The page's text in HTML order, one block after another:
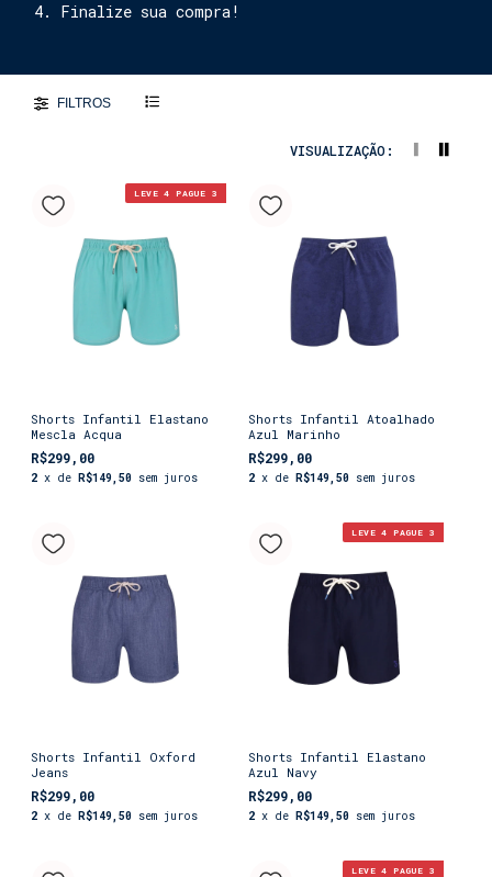
Finalize sua compra!
FILTROS
VISUALIZAÇÃO:
LEVE 4 PAGUE 3
Shorts Infantil Elastano
Mescla Acqua
R$299,00
2 x de R$149,50 sem juros
Shorts Infantil Atoalhado
Azul Marinho
R$299,00
2 x de R$149,50 sem juros
Shorts Infantil Oxford
Jeans
R$299,00
2 x de R$149,50 sem juros
LEVE 4 PAGUE 3
Shorts Infantil Elastano
Azul Navy
R$299,00
2 x de R$149,50 sem juros
LEVE 4 PAGUE 3